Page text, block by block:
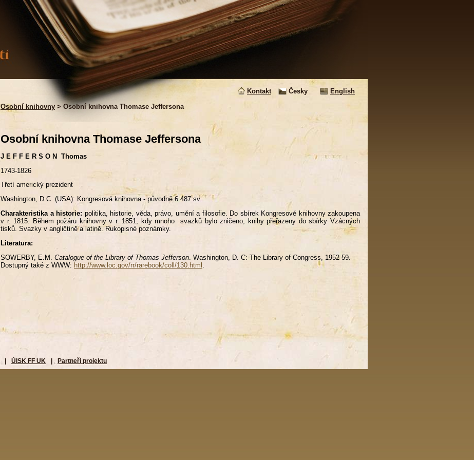
Kontakt Česky
English
Osobní knihovny > Osobní knihovna Thomase Jeffersona
Osobní knihovna Thomase Jeffersona
J E F F E R S O N Thomas
1743-1826
Třetí americký prezident
Washington, D.C. (USA): Kongresová knihovna - původně 6.487 sv.
Charakteristika a historie: politika, historie, věda, právo, umění a filosofie. Do sbírek Kongresové knihovny zakoupena
v r. 1815. Během požáru knihovny v r. 1851, kdy mnoho svazků bylo zničeno, knihy přeřazeny do sbírky Vzácných
tisků. Svazky v angličtině a latině. Rukopisné poznámky.
Literatura:
SOWERBY, E.M. Catalogue of the Library of Thomas Jefferson . Washington, D. C: The Library of Congress, 1952-59.
Dostupný také z WWW: http://www.loc.gov/rr/rarebook/coll/130.html
ÚISK FF UK Partneři projektu